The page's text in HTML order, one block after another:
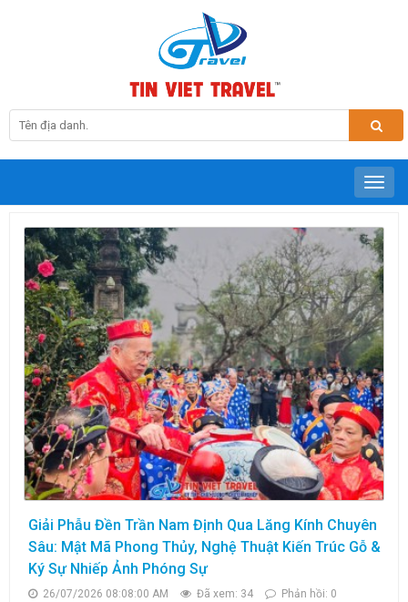
Giải Phẫu Đền Trần Nam Định Qua Lăng Kính Chuyên
Sâu: Mật Mã Phong Thủy, Nghệ Thuật Kiến Trúc Gỗ &
Ký Sự Nhiếp Ảnh Phóng Sự
26/07/2026 08:08:00 AM Đã xem: 34 Phản hồi: 0